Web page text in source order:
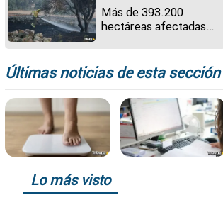
Más de 393.200
hectáreas afectadas
trágico 2025
Últimas noticias de esta sección
Lo más visto